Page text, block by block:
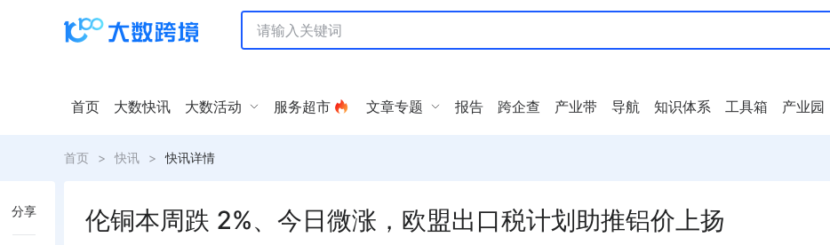
首页 大数快讯 大数活动 服务超市 文章专题 报告 跨企查 产业带 导航 知识体系 工具箱 产业园
首页 > 快讯 > 快讯详情
分享 伦铜本周跌 2%、今日微涨，欧盟出口税计划助推铝价上扬